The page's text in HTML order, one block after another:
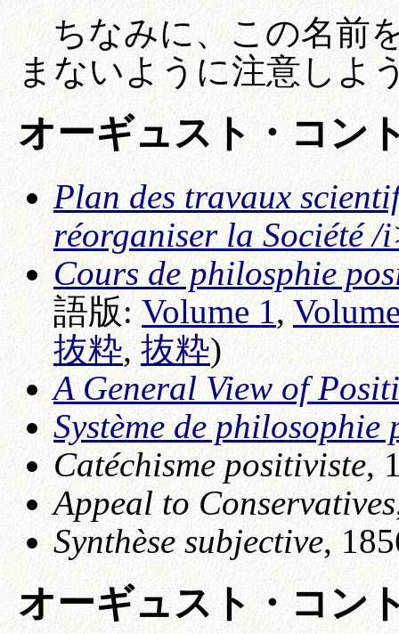
ちなみに、この名前
まないように注意しよ
オーギュスト・コン
Plan des travaux
réorganiser la Société /
Cours de philosphie
語版:Volume 1,
抜粋,抜粋)
A General View of
Système de philosophie
Catéchisme positiviste,
Appeal to Conservatives
Synthèse subjective,
オーギュスト・コン